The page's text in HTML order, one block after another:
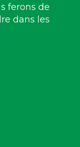
ferons de
dans les